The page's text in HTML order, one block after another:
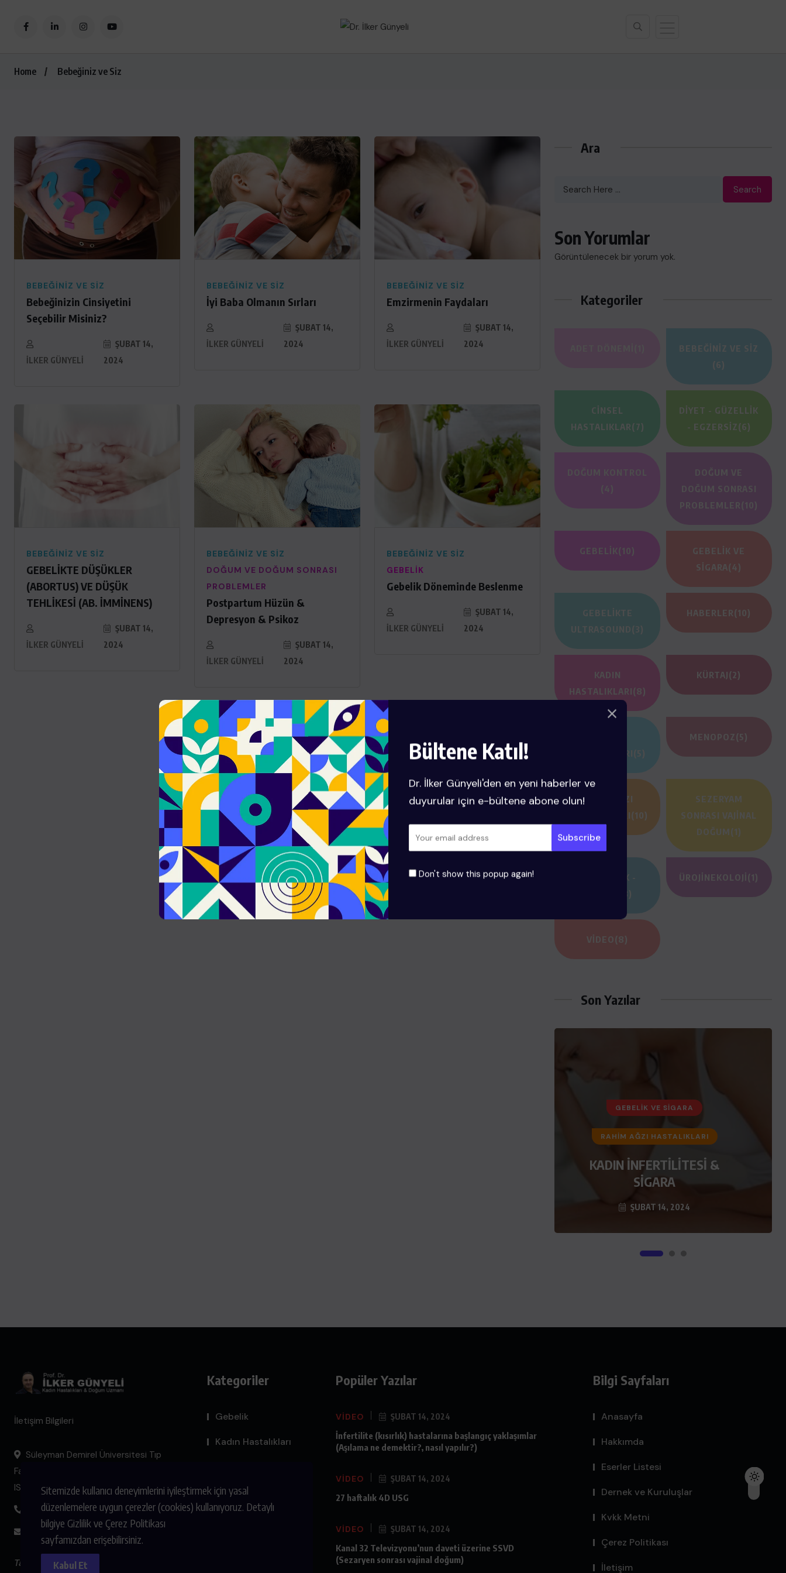
Sitemizde kullanıcı deneyimlerini iyileştirmek için yasal
düzenlemelere uygun çerezler (cookies) kullanıyoruz. Detaylı
bilgiye Gizlilik ve Çerez Politikası
sayfamızdan erişebilirsiniz.
Kabul Et
Bültene Katıl!
Dr. İlker Günyeli'den en yeni haberler ve
duyurular için e-bültene abone olun!
Don't show this popup again!
Home Bebeğiniz ve Siz
BEBEĞINIZ VE SIZ
Bebeğinizin Cinsiyetini
Seçebilir Misiniz?
İLKER GÜNYELI
ŞUBAT 14,
2024
BEBEĞINIZ VE SIZ
İyi Baba Olmanın Sırları
İLKER GÜNYELI
ŞUBAT 14,
2024
BEBEĞINIZ VE SIZ
Emzirmenin Faydaları
İLKER GÜNYELI
ŞUBAT 14,
2024
BEBEĞINIZ VE SIZ
GEBELİKTE DÜŞÜKLER
(ABORTUS) VE DÜŞÜK
TEHLİKESİ (AB. İMMİNENS)
İLKER GÜNYELI
ŞUBAT 14,
2024
BEBEĞINIZ VE SIZ
DOĞUM VE DOĞUM SONRASI
PROBLEMLER
Postpartum Hüzün &
Depresyon & Psikoz
İLKER GÜNYELI
ŞUBAT 14,
2024
BEBEĞINIZ VE SIZ
GEBELIK
Gebelik Döneminde Beslenme
İLKER GÜNYELI
ŞUBAT 14,
2024
Ara
Search
Son Yorumlar
Görüntülenecek bir yorum yok.
Kategoriler
BEBEĞINIZ VE SIZ
(6)
CINSEL
HASTALIKLAR(7)
DIYET - GÜZELLIK
- EGZERSIZ(6)
DOĞUM KONTROL
(4)
DOĞUM VE
DOĞUM SONRASI
PROBLEMLER(10)
GEBELIK(10)
GEBELIK VE
SIGARA(4)
GEBELIKTE
ULTRASOUND(3)
HABERLER(10)
KADIN
HASTALIKLARI(8)
KÜRTAJ(2)
HASTALIKLARI(5)
MENOPOZ(5)
RAHIM AĞZI
HASTALIKLARI(10)
SEZERYAM
SONRASI VAJINAL
DOĞUM(1)
TÜP BEBEK -
(3)
ÜROJINEKOLOJI(1)
VIDEO(8)
Son Yazılar
GEBELIK VE SIGARA
RAHIM AĞZI HASTALIKLARI
KADIN İNFERTİLİTESİ &
SİGARA
ŞUBAT 14, 2024
SİGARANIN BAĞIMLILIK
ETKİSİ EROİNDEN DAHA
FAZLA
ŞUBAT 14, 2024
İletişim Bilgileri
Süleyman Demirel Üniversitesi Tıp
Fakültesi Kadın Hastalıkları ve Doğum ABD
ISPARTA - TÜRKİYE
0 (246) 211 92 31
drilkergunyeli@hotmail.com
Takip Et
Kategoriler
Gebelik
Kadın Hastalıkları
Diyet – Güzellik –
Egzersiz
Popüler Yazılar
VIDEO ŞUBAT 14, 2024
İnfertilite (kısırlık) hastalarına başlangıç yaklaşımlar
(Aşılama ne demektir?, nasıl yapılır?)
VIDEO ŞUBAT 14, 2024
27 haftalık 4D USG
VIDEO ŞUBAT 14, 2024
Kanal 32 Televizyonu’nun daveti üzerine SSVD
(Sezaryen sonrası vajinal doğum)
Bilgi Sayfaları
Anasayfa
Hakkımda
Eserler Listesi
Dernek ve Kuruluşlar
Kvkk Metni
Çerez Politikası
İletişim